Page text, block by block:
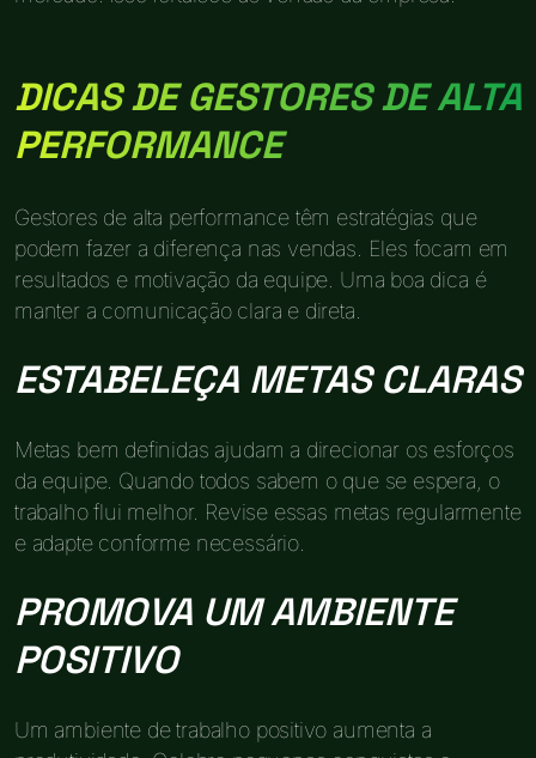
DICAS DE GESTORES DE ALTA
PERFORMANCE
Gestores de alta performance têm estratégias que
podem fazer a diferença nas vendas. Eles focam em
resultados e motivação da equipe. Uma boa dica é
manter a comunicação clara e direta.
ESTABELEÇA METAS CLARAS
Metas bem definidas ajudam a direcionar os esforços
da equipe. Quando todos sabem o que se espera, o
trabalho flui melhor. Revise essas metas regularmente
e adapte conforme necessário.
PROMOVA UM AMBIENTE
POSITIVO
Um ambiente de trabalho positivo aumenta a